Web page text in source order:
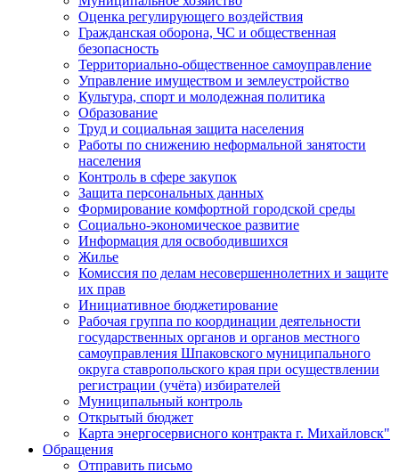
Оценка регулирующего воздействия
Гражданская оборона, ЧС и общественная
безопасность
Территориально-общественное самоуправление
Управление имуществом и землеустройство
Культура, спорт и молодежная политика
Образование
Труд и социальная защита населения
Работы по снижению неформальной занятости
населения
Контроль в сфере закупок
Защита персональных данных
Формирование комфортной городской среды
Социально-экономическое развитие
Информация для освободившихся
Жилье
Комиссия по делам несовершеннолетних и защите
их прав
Инициативное бюджетирование
Рабочая группа по координации деятельности
государственных органов и органов местного
самоуправления Шпаковского муниципального
округа ставропольского края при осуществлении
регистрации (учёта) избирателей
Муниципальный контроль
Открытый бюджет
Карта энергосервисного контракта г. Михайловск"
Обращения
Отправить письмо